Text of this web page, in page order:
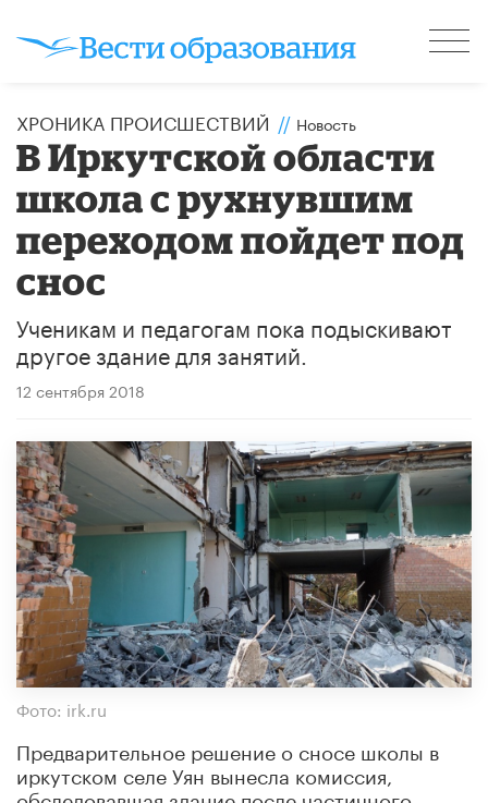
ХРОНИКА ПРОИСШЕСТВИЙ // Новость
В Иркутской области
школа с рухнувшим
переходом пойдет под
снос
Ученикам и педагогам пока подыскивают
другое здание для занятий.
12 сентября 2018
Фото: irk.ru
Предварительное решение о сносе школы в
иркутском селе Уян вынесла комиссия,